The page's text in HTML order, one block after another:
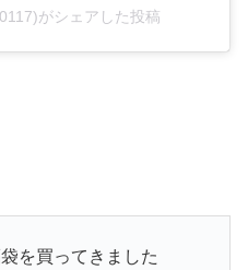
がシェアした投稿
を買ってきました